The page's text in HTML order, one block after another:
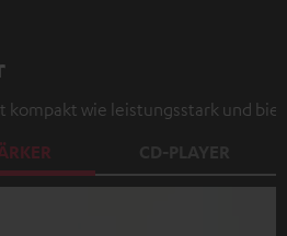
kompakt wie leistungsstark und